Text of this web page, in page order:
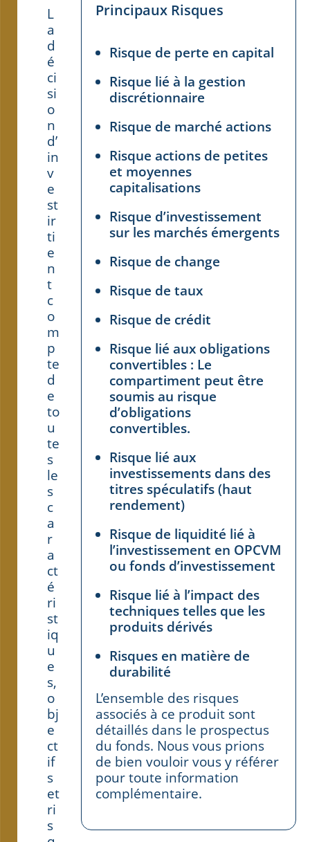
L
a
d
é
ci
si
o
n
d’
in
v
e
st
ir
ti
e
n
t
c
o
m
p
te
d
e
to
u
te
s
le
s
c
a
r
a
ct
é
ri
st
iq
u
e
s,
o
bj
e
ct
if
s
et
ri
s
Principaux Risques
Risque de perte en capital
Risque lié à la gestion
discrétionnaire
Risque de marché actions
Risque actions de petites
et moyennes
capitalisations
Risque d’investissement
sur les marchés émergents
Risque de change
Risque de taux
Risque de crédit
Risque lié aux obligations
convertibles : Le
compartiment peut être
soumis au risque
d’obligations
convertibles.
Risque lié aux
investissements dans des
titres spéculatifs (haut
rendement)
Risque de liquidité lié à
l’investissement en OPCVM
ou fonds d’investissement
Risque lié à l’impact des
techniques telles que les
produits dérivés
Risques en matière de
durabilité
L’ensemble des risques
associés à ce produit sont
détaillés dans le prospectus
du fonds. Nous vous prions
de bien vouloir vous y référer
pour toute information
complémentaire.